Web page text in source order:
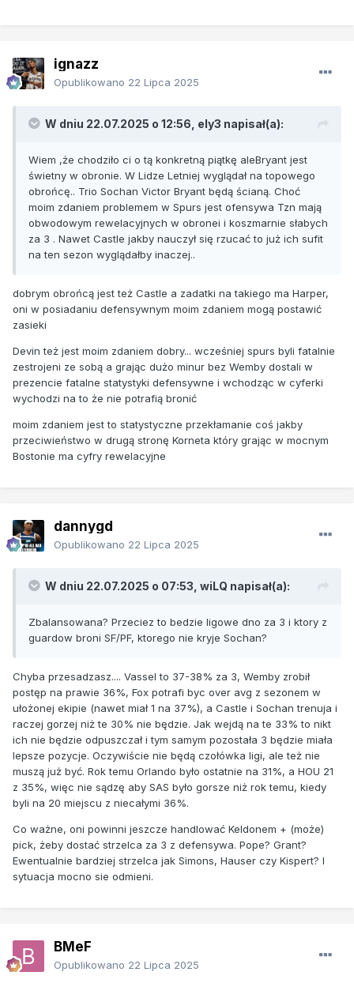
ignazz
Opublikowano 22 Lipca 2025
W dniu 22.07.2025 o 12:56, ely3 napisał(a):
Wiem ,że chodziło ci o tą konkretną piątkę aleBryant jest
świetny w obronie. W Lidze Letniej wyglądał na topowego
obrońcę.. Trio Sochan Victor Bryant będą ścianą. Choć
moim zdaniem problemem w Spurs jest ofensywa Tzn mają
obwodowym rewelacyjnych w obronei i koszmarnie słabych
za 3 . Nawet Castle jakby nauczył się rzucać to już ich sufit
na ten sezon wyglądałby inaczej..
dobrym obrońcą jest też Castle a zadatki na takiego ma Harper,
oni w posiadaniu defensywnym moim zdaniem mogą postawić
zasieki
Devin też jest moim zdaniem dobry... wcześniej spurs byli fatalnie
zestrojeni ze sobą a grając dużo minur bez Wemby dostali w
prezencie fatalne statystyki defensywne i wchodząc w cyferki
wychodzi na to że nie potrafią bronić
moim zdaniem jest to statystyczne przekłamanie coś jakby
przeciwieństwo w drugą stronę Korneta który grając w mocnym
Bostonie ma cyfry rewelacyjne
dannygd
Opublikowano 22 Lipca 2025
W dniu 22.07.2025 o 07:53, wiLQ napisał(a):
Zbalansowana? Przeciez to bedzie ligowe dno za 3 i ktory z
guardow broni SF/PF, ktorego nie kryje Sochan?
Chyba przesadzasz.... Vassel to 37-38% za 3, Wemby zrobił
postęp na prawie 36%, Fox potrafi byc over avg z sezonem w
ułożonej ekipie (nawet miał 1 na 37%), a Castle i Sochan trenuja i
raczej gorzej niż te 30% nie będzie. Jak wejdą na te 33% to nikt
ich nie będzie odpuszczał i tym samym pozostała 3 będzie miała
lepsze pozycje. Oczywiście nie będą czołówka ligi, ale też nie
muszą już być. Rok temu Orlando było ostatnie na 31%, a HOU 21
z 35%, więc nie sądzę aby SAS było gorsze niż rok temu, kiedy
byli na 20 miejscu z niecałymi 36%.
Co ważne, oni powinni jeszcze handlować Keldonem + (może)
pick, żeby dostać strzelca za 3 z defensywa. Pope? Grant?
Ewentualnie bardziej strzelca jak Simons, Hauser czy Kispert? I
sytuacja mocno sie odmieni.
BMeF
Opublikowano 22 Lipca 2025